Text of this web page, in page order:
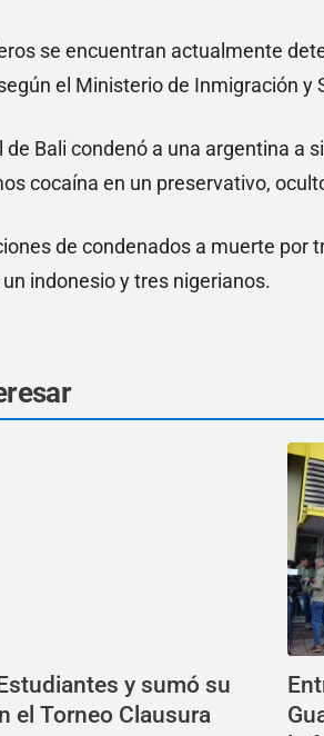
se encuentran actualmente
el Ministerio de Inmigración y
de Bali condenó a una argentina
cocaína en un preservativo,
de condenados a muerte por
indonesio y tres nigerianos.
y sumó su
el Torneo Clausura